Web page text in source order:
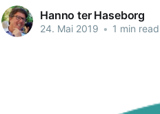
Hanno ter Haseborg
24. Mai 2019 • 1 min read